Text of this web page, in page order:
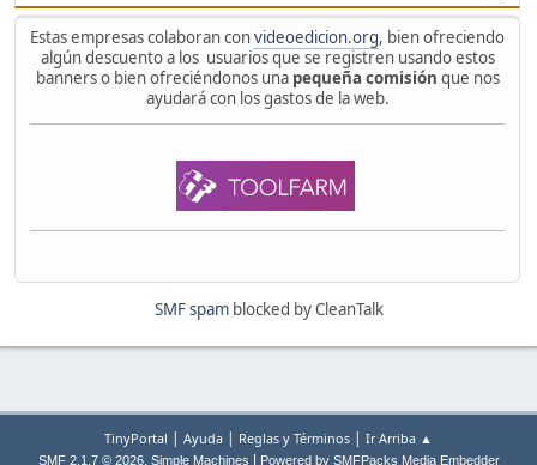
Estas empresas colaboran convideoedicion.org, bien ofreciendo
algún descuento a los usuarios que se registren usando estos
banners o bien ofreciéndonos una pequeña comisión que nos
ayudará con los gastos de la web.
SMF spamblocked by CleanTalk
TinyPortal | Ayuda | Reglas y Términos | Ir Arriba ▲
SMF 2.1.7 © 2026, Simple Machines Powered by SMFPacks Media Embedder